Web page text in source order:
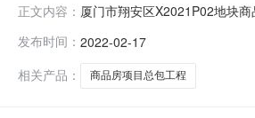
正文内容： 厦门市翔安区X2021P02地块
标文件递交方法在线递交投标
发布时间： 2022-02-17
相关产品：
商品房项目总包工程